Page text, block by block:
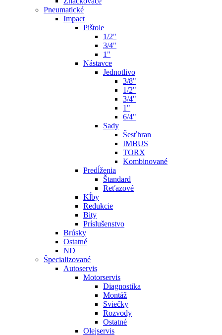
Pneumatické
Impact
Pištole
1/2"
3/4"
1"
Nástavce
Jednotlivo
3/8"
1/2"
3/4"
1"
6/4"
Sady
Šesťhran
IMBUS
TORX
Kombinované
Predĺženia
Štandard
Reťazové
Kĺby
Redukcie
Bity
Príslušenstvo
Brúsky
Ostatné
ND
Špecializované
Autoservis
Motorservis
Diagnostika
Montáž
Sviečky
Rozvody
Ostatné
Olejservis